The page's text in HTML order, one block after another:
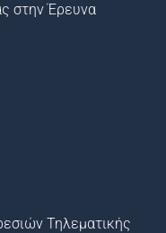
στην Έρευνα
Τηλεματικής